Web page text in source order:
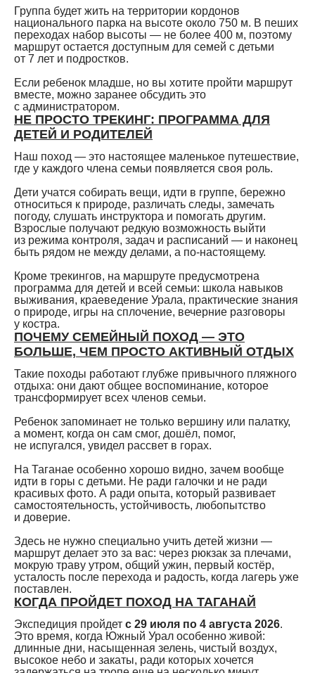
Группа будет жить на территории кордонов
национального парка на высоте около 750 м. В пеших
переходах набор высоты — не более 400 м, поэтому
маршрут остается доступным для семей с детьми
от 7 лет и подростков.
Если ребенок младше, но вы хотите пройти маршрут
вместе, можно заранее обсудить это
с администратором.
НЕ ПРОСТО ТРЕКИНГ: ПРОГРАММА ДЛЯ
ДЕТЕЙ И РОДИТЕЛЕЙ
Наш поход — это настоящее маленькое путешествие,
где у каждого члена семьи появляется своя роль.
Дети учатся собирать вещи, идти в группе, бережно
относиться к природе, различать следы, замечать
погоду, слушать инструктора и помогать другим.
Взрослые получают редкую возможность выйти
из режима контроля, задач и расписаний — и наконец
быть рядом не между делами, а по-настоящему.
Кроме трекингов, на маршруте предусмотрена
программа для детей и всей семьи: школа навыков
выживания, краеведение Урала, практические знания
о природе, игры на сплочение, вечерние разговоры
у костра.
ПОЧЕМУ СЕМЕЙНЫЙ ПОХОД — ЭТО
БОЛЬШЕ, ЧЕМ ПРОСТО АКТИВНЫЙ ОТДЫХ
Такие походы работают глубже привычного пляжного
отдыха: они дают общее воспоминание, которое
трансформирует всех членов семьи.
Ребенок запоминает не только вершину или палатку,
а момент, когда он сам смог, дошёл, помог,
не испугался, увидел рассвет в горах.
На Таганае особенно хорошо видно, зачем вообще
идти в горы с детьми. Не ради галочки и не ради
красивых фото. А ради опыта, который развивает
самостоятельность, устойчивость, любопытство
и доверие.
Здесь не нужно специально учить детей жизни —
маршрут делает это за вас: через рюкзак за плечами,
мокрую траву утром, общий ужин, первый костёр,
усталость после перехода и радость, когда лагерь уже
поставлен.
КОГДА ПРОЙДЕТ ПОХОД НА ТАГАНАЙ
Экспедиция пройдет с 29 июля по 4 августа 2026.
Это время, когда Южный Урал особенно живой:
длинные дни, насыщенная зелень, чистый воздух,
высокое небо и закаты, ради которых хочется